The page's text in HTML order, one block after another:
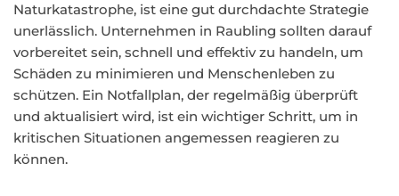
Naturkatastrophe, ist eine gut durchdachte Strategie
unerlässlich. Unternehmen in Raubling sollten darauf
vorbereitet sein, schnell und effektiv zu handeln, um
Schäden zu minimieren und Menschenleben zu
schützen. Ein Notfallplan, der regelmäßig überprüft
und aktualisiert wird, ist ein wichtiger Schritt, um in
kritischen Situationen angemessen reagieren zu
können.